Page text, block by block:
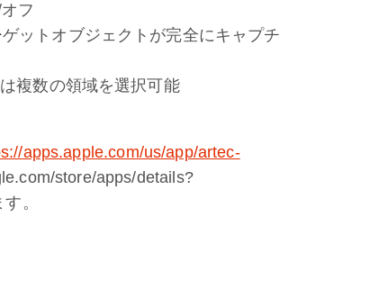
フ
ットオブジェクトが完全にキャプチ
複数の領域を選択可能
apps.apple.com/us/app/artec-
store/apps/details?
。